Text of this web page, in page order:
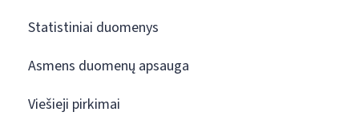
Statistiniai duomenys
Asmens duomenų apsauga
Viešieji pirkimai